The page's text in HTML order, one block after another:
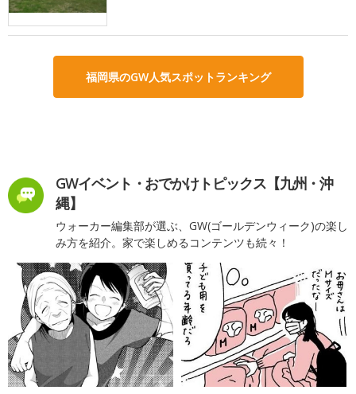
福岡県のGW人気スポットランキング
GWイベント・おでかけトピックス【九州・沖
縄】
ウォーカー編集部が選ぶ、GW(ゴールデンウィーク)の楽し
み方を紹介。家で楽しめるコンテンツも続々！